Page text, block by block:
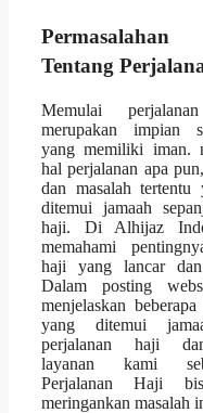
Tentang
Memulai
merupakan impian
yang memiliki iman.
hal perjalanan apa
dan masalah tertentu
ditemui jamaah
haji. Di Alhijaz
memahami
haji yang lancar
Dalam posting
menjelaskan
yang ditemui
perjalanan haji
layanan kami
Perjalanan Haji
meringankan masalah